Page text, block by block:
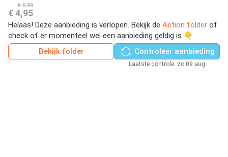
€ 5,99
€ 4,95
Helaas! Deze aanbieding is verlopen. Bekijk de Action folder of
check of er momenteel wel een aanbieding geldig is 👇
Bekijk folder
Controleer aanbieding
Laatste controle: zo 09 aug